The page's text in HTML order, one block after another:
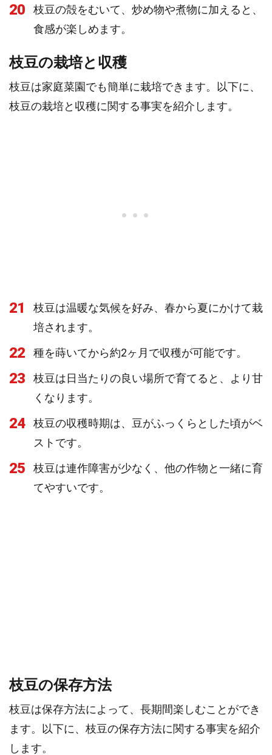
20
枝豆の殻をむいて、炒め物や煮物に加えると、
食感が楽しめます。
枝豆の栽培と収穫
枝豆は家庭菜園でも簡単に栽培できます。以下に、
枝豆の栽培と収穫に関する事実を紹介します。
21
枝豆は温暖な気候を好み、春から夏にかけて栽
培されます。
22 種を蒔いてから約2ヶ月で収穫が可能です。
23
枝豆は日当たりの良い場所で育てると、より甘
くなります。
24
枝豆の収穫時期は、豆がふっくらとした頃がベ
ストです。
25
枝豆は連作障害が少なく、他の作物と一緒に育
てやすいです。
枝豆の保存方法
枝豆は保存方法によって、長期間楽しむことができ
ます。以下に、枝豆の保存方法に関する事実を紹介
します。